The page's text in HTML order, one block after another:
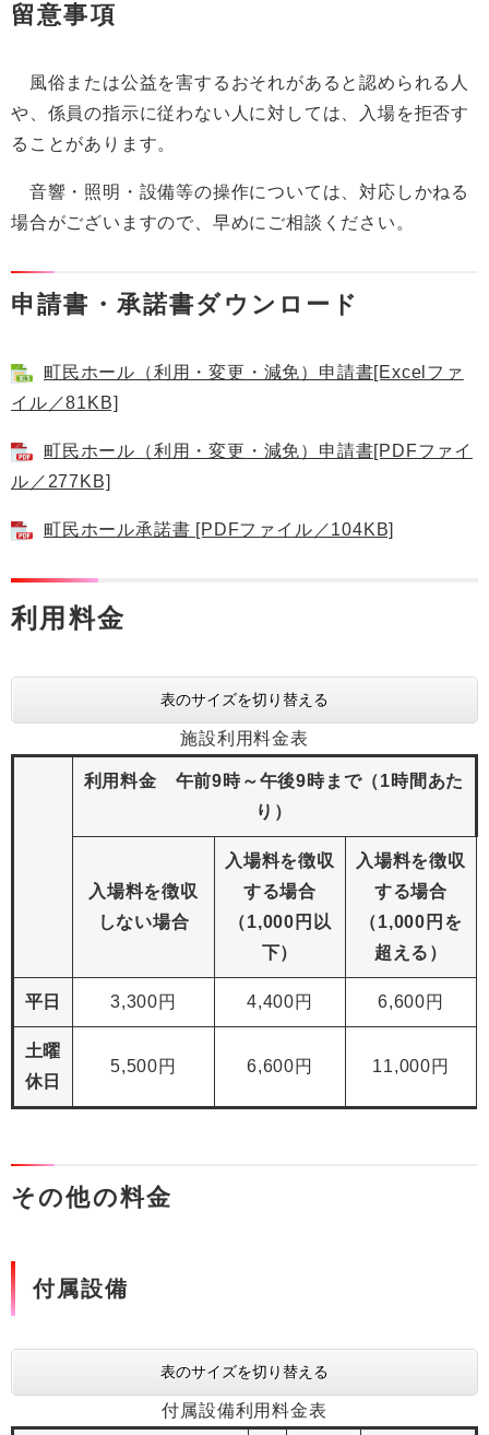
留意事項
風俗または公益を害するおそれがあると認められる人
や、係員の指示に従わない人に対しては、入場を拒否す
ることがあります。
音響・照明・設備等の操作については、対応しかねる
場合がございますので、早めにご相談ください。
申請書・承諾書ダウンロード
町民ホール（利用・変更・減免）申請書[Excelファ
イル／81KB]
町民ホール（利用・変更・減免）申請書[PDFファイ
ル／277KB]
町民ホール承諾書 [PDFファイル／104KB]
利用料金
表のサイズを切り替える
施設利用料金表
利用料金 午前9時～午後9時まで（1時間あた
り）
入場料を徴収
しない場合
入場料を徴収
する場合
（1,000円以
下）
入場料を徴収
する場合
（1,000円を
超える）
平日 3,300円 4,400円 6,600円
土曜
休日
5,500円 6,600円 11,000円
その他の料金
付属設備
表のサイズを切り替える
付属設備利用料金表